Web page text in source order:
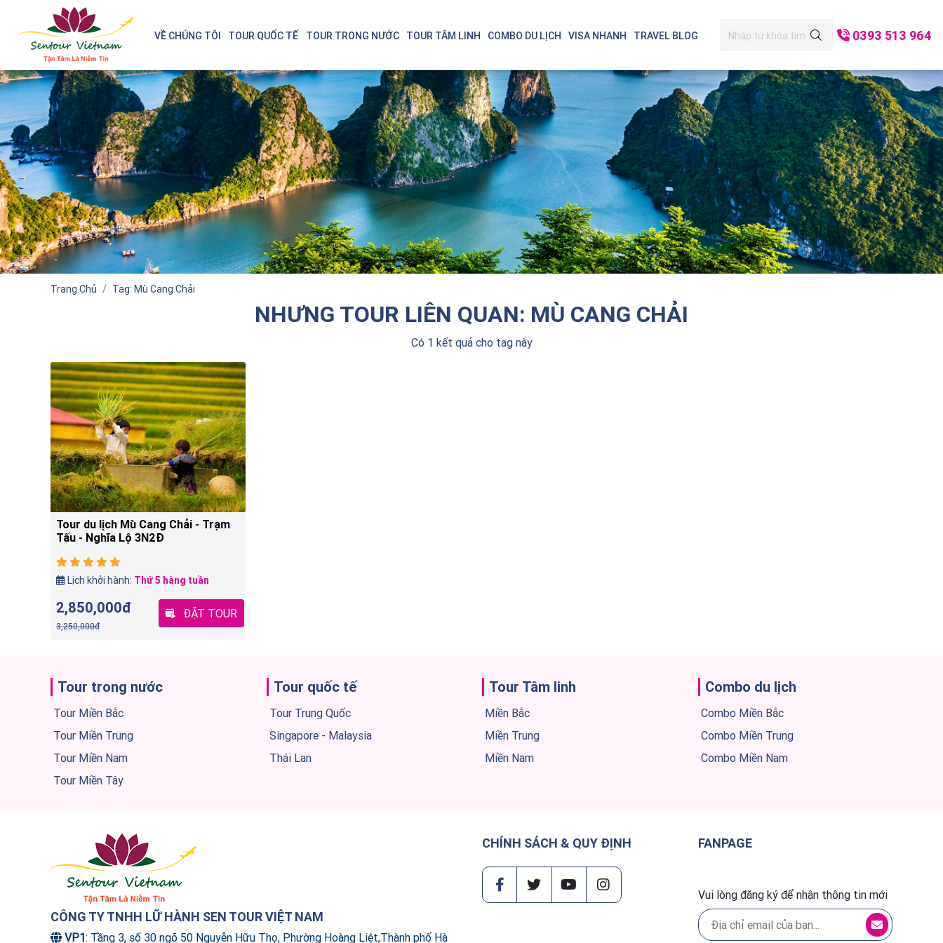
VỀ CHÚNG TÔI TOUR QUỐC TẾ TOUR TRONG NƯỚC TOUR TÂM LINH COMBO DU LỊCH VISA NHANH TRAVEL BLOG 0393 513 964
Singapore - Malaysia Thái Lan Mộc Châu - Mai Châu Đà Nẵng
Bali - Indonesia Ninh Bình Hạ Long Cô Tô
Trang Chủ Tag: Mù Cang Chải
NHƯNG TOUR LIÊN QUAN: MÙ CANG CHẢI
Có 1 kết quả cho tag này
Tour du lịch Mù Cang Chải - Trạm
Tấu - Nghĩa Lộ 3N2Đ
Lịch khởi hành: Thứ 5 hàng tuần
2,850,000đ
3,250,000đ
ĐẶT TOUR
Tour trong nước
Tour Miền Bắc
Tour Miền Trung
Tour Miền Nam
Tour Miền Tây
Tour quốc tế
Tour Trung Quốc
Singapore - Malaysia
Thái Lan
Tour Tâm linh
Miền Bắc
Miền Trung
Miền Nam
Combo du lịch
Combo Miền Bắc
Combo Miền Trung
Combo Miền Nam
CÔNG TY TNHH LỮ HÀNH SEN TOUR VIỆT NAM
VP1: Tầng 3, số 30 ngõ 50 Nguyễn Hữu Thọ, Phường Hoàng Liệt,Thành phố Hà
CHÍNH SÁCH & QUY ĐỊNH FANPAGE
Vui lòng đăng ký để nhận thông tin mới